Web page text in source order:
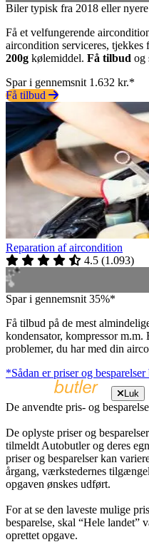
Biler typisk fra 2018 eller
Få et velfungerende
aircondition serviceres,
200g kølemiddel. Få tilbud og
Spar i gennemsnit 1.632 kr.*
Få tilbud
Reparation af aircondition
4.5 (1.093)
Spar i gennemsnit 35%*
Få tilbud på de mest
kondensator, kompressor
problemer, du har med din
*Sådan er priser og besparelser
Luk
De anvendte pris- og
De oplyste priser og
tilmeldt Autobutler og deres
priser og besparelser kan
årgang, værkstedernes
opgaven ønskes udført.
For at se den laveste mulige
besparelse, skal “Hele landet”
oprettet opgave.